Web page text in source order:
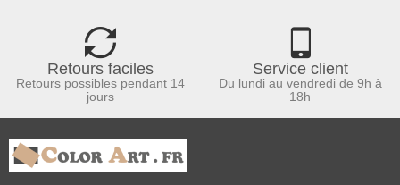
Retours faciles
Retours possibles pendant 14
jours
Service client
Du lundi au vendredi de 9h à
18h